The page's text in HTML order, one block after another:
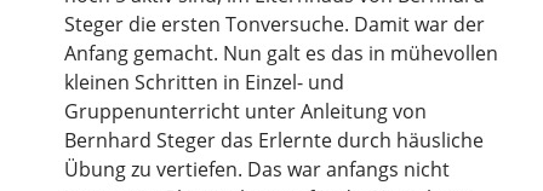
Steger die ersten Tonversuche. Damit war der
Anfang gemacht. Nun galt es das in mühevollen
kleinen Schritten in Einzel- und
Gruppenunterricht unter Anleitung von
Bernhard Steger das Erlernte durch häusliche
Übung zu vertiefen. Das war anfangs nicht